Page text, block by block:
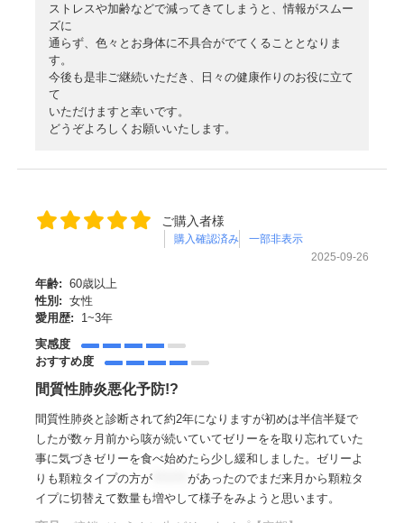
ストレスや加齢などで減ってきてしまうと、情報がスムー
ズに
通らず、色々とお身体に不具合がでてくることとなりま
す。
今後も是非ご継続いただき、日々の健康作りのお役に立て
て
いただけますと幸いです。
どうぞよろしくお願いいたします。
ご購入者様
購入確認済み
一部非表示
2025-09-26
年齢: 60歳以上
性別: 女性
愛用歴:
1~3年
実感度
おすすめ度
間質性肺炎悪化予防!?
間質性肺炎と診断されて約2年になりますが初めは半信半疑で
したが数ヶ月前から咳が続いていてゼリーをを取り忘れていた
事に気づきゼリーを食べ始めたら少し緩和しました。ゼリーよ
りも顆粒タイプの方が＊＊＊ があったのでまだ来月から顆粒タ
イプに切替えて数量も増やして様子をみようと思います。